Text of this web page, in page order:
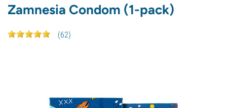
Zamnesia Condom (1-pack)
(62)